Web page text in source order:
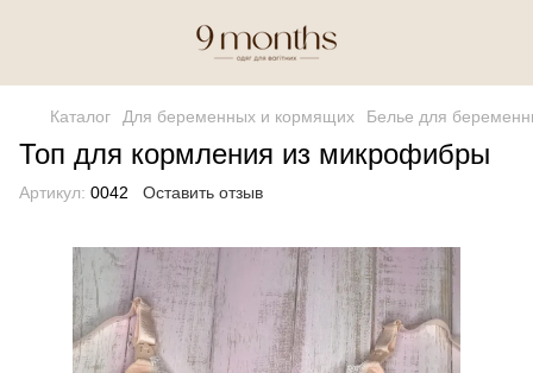
Каталог Для беременных и кормящих Белье для
Топ для кормления из микрофибры
Артикул: 0042 Оставить отзыв